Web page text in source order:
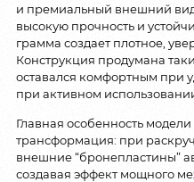
и премиальный внешний
высокую прочность и
грамма создает плотное,
Конструкция продумана
оставался комфортным при
при активном
Главная особенность
трансформация: при
внешние “бронепластины”
создавая эффект мощного